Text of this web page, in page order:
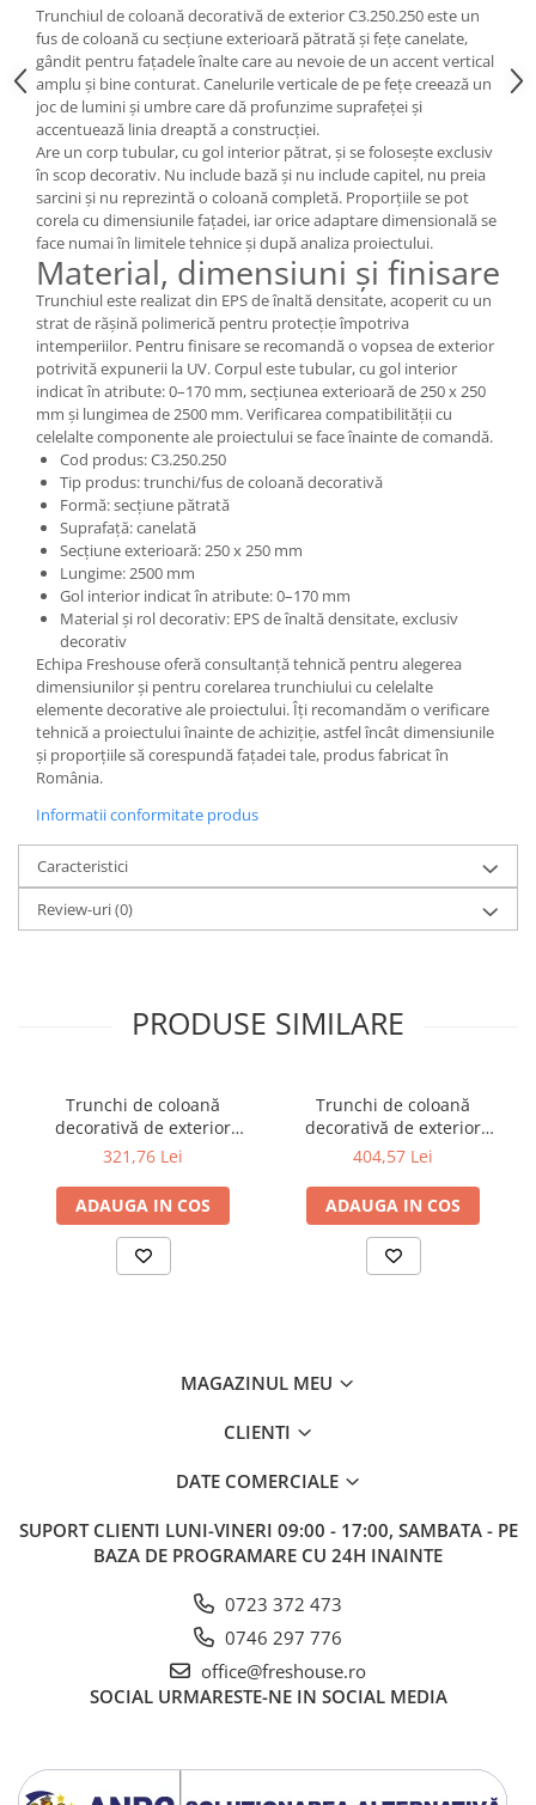
Mulaje de interior
Rozete de interior
Panouri decorative
Cadru de arc
Fronton
Șeminee decorative
Panouri pentru tavan
Console de interior
Cadre de ușă
Ornamente de colț
Accesorii profile decorative
Parchet
Parchet Triplu Stratificat
Trunchiul de coloană decorativă de exterior C3.250.250 este un
fus de coloană cu secțiune exterioară pătrată și fețe canelate,
gândit pentru fațadele înalte care au nevoie de un accent vertical
amplu și bine conturat. Canelurile verticale de pe fețe creează un
joc de lumini și umbre care dă profunzime suprafeței și
accentuează linia dreaptă a construcției.
Are un corp tubular, cu gol interior pătrat, și se folosește exclusiv
în scop decorativ. Nu include bază și nu include capitel, nu preia
sarcini și nu reprezintă o coloană completă. Proporțiile se pot
corela cu dimensiunile fațadei, iar orice adaptare dimensională se
face numai în limitele tehnice și după analiza proiectului.
Material, dimensiuni și finisare
Trunchiul este realizat din EPS de înaltă densitate, acoperit cu un
strat de rășină polimerică pentru protecție împotriva
intemperiilor. Pentru finisare se recomandă o vopsea de exterior
potrivită expunerii la UV. Corpul este tubular, cu gol interior
indicat în atribute: 0–170 mm, secțiunea exterioară de 250 x 250
mm și lungimea de 2500 mm. Verificarea compatibilității cu
celelalte componente ale proiectului se face înainte de comandă.
Cod produs: C3.250.250
Tip produs: trunchi/fus de coloană decorativă
Formă: secțiune pătrată
Suprafață: canelată
Secțiune exterioară: 250 x 250 mm
Lungime: 2500 mm
Gol interior indicat în atribute: 0–170 mm
Material și rol decorativ: EPS de înaltă densitate, exclusiv
decorativ
Echipa Freshouse oferă consultanță tehnică pentru alegerea
dimensiunilor și pentru corelarea trunchiului cu celelalte
elemente decorative ale proiectului. Îți recomandăm o verificare
tehnică a proiectului înainte de achiziție, astfel încât dimensiunile
și proporțiile să corespundă fațadei tale, produs fabricat în
România.
Informatii conformitate produs
Caracteristici
Review-uri(0)
PRODUSE SIMILARE
Trunchi de coloană
decorativă de exterior
C1.200.200 Ø200 x L2000
321,76 Lei
ADAUGA IN COS
Trunchi de coloană
decorativă de exterior
C1.250.200 Ø200 x L2500
404,57 Lei
ADAUGA IN COS
MAGAZINUL MEU
CLIENTI
DATE COMERCIALE
SUPORT CLIENTI LUNI-VINERI 09:00 - 17:00, SAMBATA - PE
BAZA DE PROGRAMARE CU 24H INAINTE
0723 372 473
0746 297 776
office@freshouse.ro
SOCIAL URMARESTE-NE IN SOCIAL MEDIA